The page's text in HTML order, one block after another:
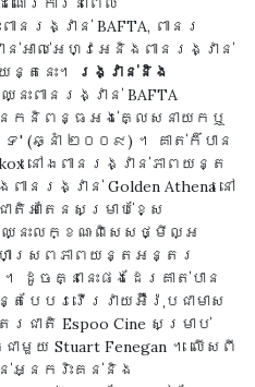
រង្វាន់ BAFTA, ពានរ
ាន់អាល់អេហ្វអេនិងពានរង្វាន់
ន្តនេះ។
រង្វាន់និង
ះពានរង្វាន់ BAFTA
អ្នកនិពន្ធអង់គ្លេសនាយកឬ
(ឆ្នាំ ២០០៩) ។ គាត់ក៏បាន
នៅឯពានរង្វាន់ភាពយន្ត
រង្វាន់ Golden Athena នៅ
អាតែនសម្រាប់ខ្សែ
នះលក្ខណៈពិសេសថ្មីល្អ
ោស្រពភាពយន្តអន្តរ
ដូចគ្នានេះផងដែរគាត់បាន
បែបរវើរវាយអ៊ឺរ៉ុបជាមាស
ាតិ Espoo Cine សម្រាប់
ាមួយ Stuart Fenegan ។ លើសពី
ាន់អ្នករិះគន់និង